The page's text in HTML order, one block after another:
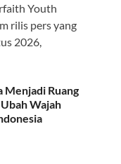
Youth
rilis pers yang
2026,
Menjadi Ruang
Wajah